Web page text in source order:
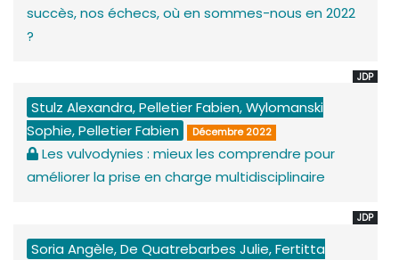
succès, nos échecs, où en sommes-nous en 2022
?
JDP
Stulz Alexandra, Pelletier Fabien, Wylomanski
Sophie, Pelletier Fabien
Décembre 2022
Les vulvodynies : mieux les comprendre pour
améliorer la prise en charge multidisciplinaire
JDP
Soria Angèle, De Quatrebarbes Julie, Fertitta